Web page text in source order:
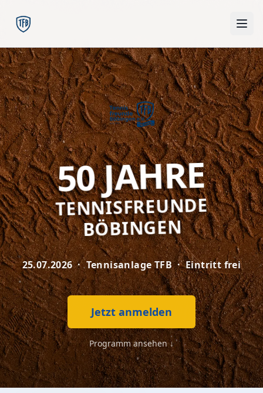
50 Jahre Tennisfreunde Böbingen
50 JAHRE
TENNISFREUNDE
BÖBINGEN
25.07.2026 · Tennisanlage TFB · Eintritt frei
Jetzt anmelden
Programm ansehen ↓